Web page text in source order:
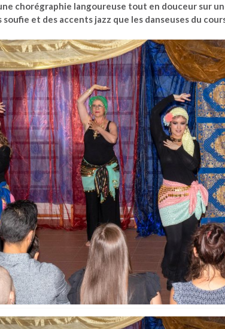
chorégraphie langoureuse tout en douceur sur
et des accents jazz que les danseuses du